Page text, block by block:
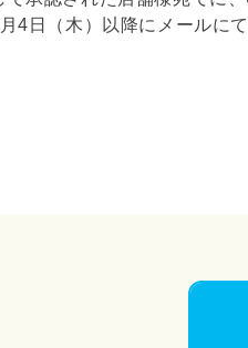
4日（木）以降にメールに